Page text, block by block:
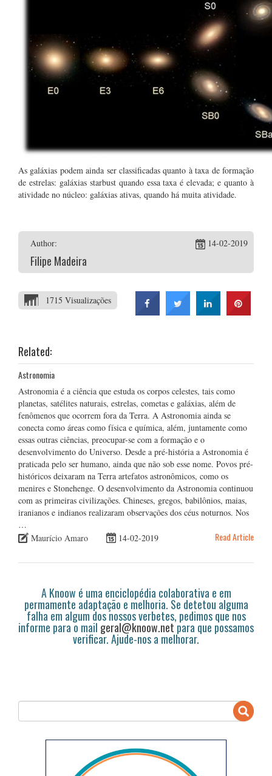
As galáxias podem ainda ser classificadas quanto à taxa de formação
de estrelas: galáxias starbust quando essa taxa é elevada; e quanto à
atividade no núcleo: galáxias ativas, quando há muita atividade.
Author:
Filipe Madeira
14-02-2019
1715 Visualizações
Related:
Astronomia
Astronomia é a ciência que estuda os corpos celestes, tais como
planetas, satélites naturais, estrelas, cometas e galáxias, além de
fenômenos que ocorrem fora da Terra. A Astronomia ainda se
conecta como áreas como física e química, além, juntamente como
essas outras ciências, preocupar-se com a formação e o
desenvolvimento do Universo. Desde a pré-história a Astronomia é
praticada pelo ser humano, ainda que não sob esse nome. Povos pré-
históricos deixaram na Terra artefatos astronômicos, como os
menires e Stonehenge. O desenvolvimento da Astronomia continuou
com as primeiras civilizações. Chineses, gregos, babilônios, maias,
iranianos e indianos realizaram observações dos céus noturnos. Nos
…
Maurício Amaro
14-02-2019 Read Article
A Knoow é uma enciclopédia colaborativa e em
permamente adaptação e melhoria. Se detetou alguma
falha em algum dos nossos verbetes, pedimos que nos
informe para o mail geral@knoow.netpara que possamos
verificar. Ajude-nos a melhorar.